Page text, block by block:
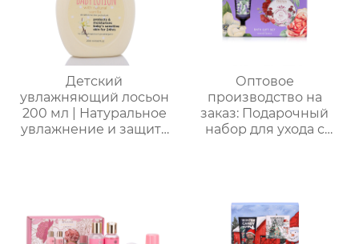
Детский
увлажняющий лосьон
200 мл | Натуральное
увлажнение и защита
| Летний must-have
Оптовое
производство на
заказ: Подарочный
набор для ухода с
для расслабления
женщин, мам и